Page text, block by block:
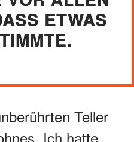
ETWAS
Teller
Ich hatte